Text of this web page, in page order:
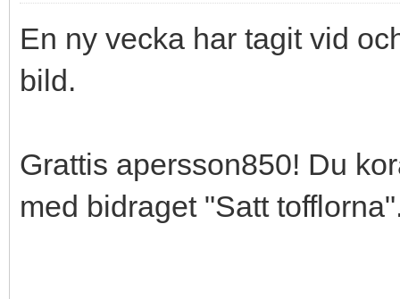
En ny vecka har tagit vid
bild.
Grattis apersson850! Du
med bidraget "Satt